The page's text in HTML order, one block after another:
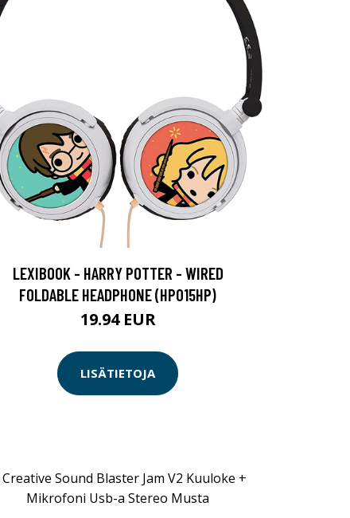
LEXIBOOK - HARRY POTTER - WIRED
FOLDABLE HEADPHONE (HP015HP)
19.94 EUR
LISÄTIETOJA